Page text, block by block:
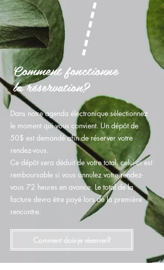
Dans notre agenda électronique sélectionnez
le moment qui vous convient. Un dépôt de
50$ est demandé afin de réserver votre
rendez-vous.
Ce dépôt sera déduit de votre total, celui-ci est
remboursable si vous annulez votre rendez-
vous 72 heures en avance. Le total de la
facture devra être payé lors de la première
rencontre.
Comment dois-je réserver?
Comment fonctionne
la réservation?